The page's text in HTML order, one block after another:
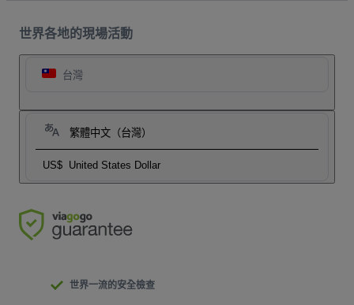
世界各地的現場活動
台灣
繁體中文（台灣）
US$ United States Dollar
世界一流的安全檢查